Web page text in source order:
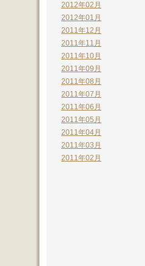
2012年02月
2012年01月
2011年12月
2011年11月
2011年10月
2011年09月
2011年08月
2011年07月
2011年06月
2011年05月
2011年04月
2011年03月
2011年02月